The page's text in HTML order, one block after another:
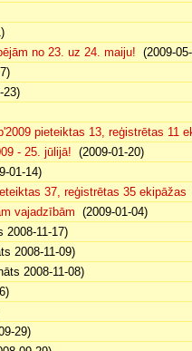
no 23. uz 24. maiju! (2009-
23)
pieteiktas 13, reģistrētas 11
- 25. jūlijā! (2009-01-20)
01-14)
37, reģistrētas 35 ekipāžas
vajadzībām (2009-01-04)
11-17)
2008-11-09)
2008-11-08)
29)